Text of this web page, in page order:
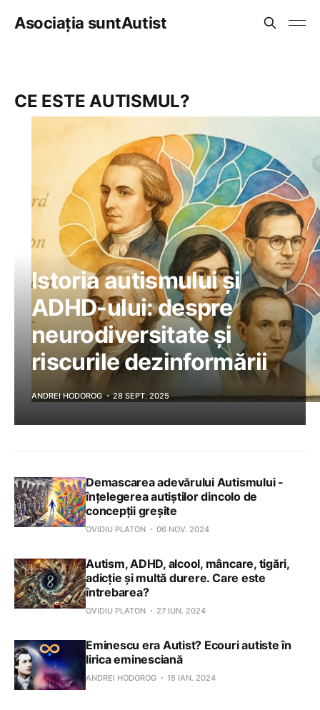
Asociația suntAutist
CE ESTE AUTISMUL?
Istoria autismului și
ADHD-ului: despre
neurodiversitate și
riscurile dezinformării
ANDREI HODOROG 28 SEPT. 2025
Demascarea adevărului Autismului -
înțelegerea autiștilor dincolo de
concepții greșite
OVIDIU PLATON 06 NOV. 2024
Autism, ADHD, alcool, mâncare, tigări,
adicție și multă durere. Care este
întrebarea?
OVIDIU PLATON 27 IUN. 2024
Eminescu era Autist? Ecouri autiste în
lirica eminesciană
ANDREI HODOROG 15 IAN. 2024